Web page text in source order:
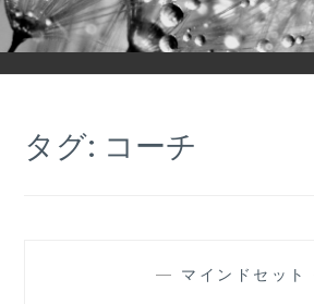
ッ
プ
タグ: コーチ
— マインドセット